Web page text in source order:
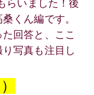
らいました！後
くん編です。
回答と、ここ
写真も注目し
）